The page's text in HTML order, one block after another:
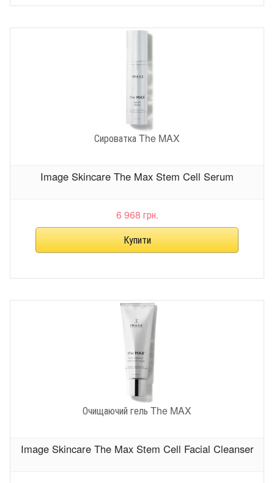
Сироватка The MAX
Image Skincare The Max Stem Cell Serum
6 968 грн.
Очищаючий гель The MAX
Image Skincare The Max Stem Cell Facial Cleanser